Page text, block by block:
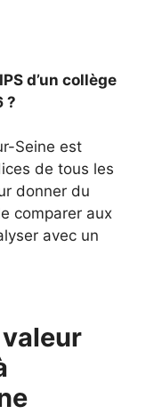
d’un collège
?
Seine est
de tous les
donner du
comparer aux
avec un